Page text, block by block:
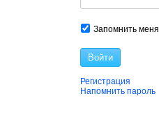
Запомнить меня
Войти
Регистрация
Напомнить пароль